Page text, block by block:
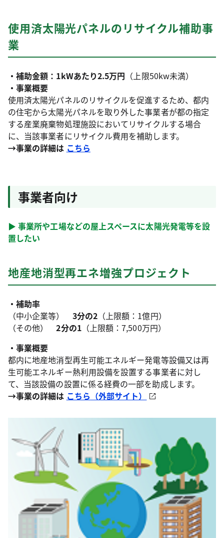
使用済太陽光パネルのリサイクル補助事
業
・補助金額：1kWあたり2.5万円 （上限50kw未満）
・事業概要
使用済太陽光パネルのリサイクルを促進するため、都内
の住宅から太陽光パネルを取り外した事業者が都の指定
する産業廃棄物処理施設においてリサイクルする場合
に、当該事業者にリサイクル費用を補助します。
→事業の詳細は こちら
事業者向け
▶ 事業所や工場などの屋上スペースに太陽光発電等を設
置したい
地産地消型再エネ増強プロジェクト
・補助率
（中小企業等） 3分の2（上限額：1億円）
（その他）2分の1（上限額：7,500万円）
・事業概要
都内に地産地消型再生可能エネルギー発電等設備又は再
生可能エネルギー熱利用設備を設置する事業者に対し
て、当該設備の設置に係る経費の一部を助成します。
→事業の詳細は こちら （外部サイト）